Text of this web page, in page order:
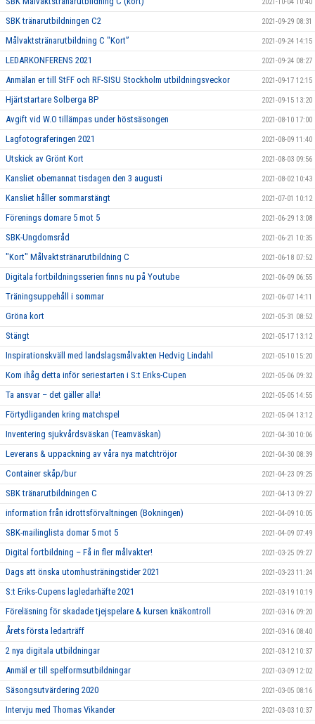
SBK tränarutbildningen C2 2021-09-29 08:31
Målvaktstränarutbildning C "Kort” 2021-09-24 14:15
LEDARKONFERENS 2021 2021-09-24 08:27
Anmälan er till StFF och RF-SISU Stockholm utbildningsveckor 2021-09-17 12:15
Hjärtstartare Solberga BP 2021-09-15 13:20
Avgift vid W.O tillämpas under höstsäsongen 2021-08-10 17:00
Lagfotograferingen 2021 2021-08-09 11:40
Utskick av Grönt Kort 2021-08-03 09:56
Kansliet obemannat tisdagen den 3 augusti 2021-08-02 10:43
Kansliet håller sommarstängt 2021-07-01 10:12
Förenings domare 5 mot 5 2021-06-29 13:08
SBK-Ungdomsråd 2021-06-21 10:35
"Kort" Målvaktstränarutbildning C 2021-06-18 07:52
Digitala fortbildningsserien finns nu på Youtube 2021-06-09 06:55
Träningsuppehåll i sommar 2021-06-07 14:11
Gröna kort 2021-05-31 08:52
Stängt 2021-05-17 13:12
Inspirationskväll med landslagsmålvakten Hedvig Lindahl 2021-05-10 15:20
Kom ihåg detta inför seriestarten i S:t Eriks-Cupen 2021-05-06 09:32
Ta ansvar – det gäller alla! 2021-05-05 14:55
Förtydliganden kring matchspel 2021-05-04 13:12
Inventering sjukvårdsväskan (Teamväskan) 2021-04-30 10:06
Leverans & uppackning av våra nya matchtröjor 2021-04-30 08:39
Container skåp/bur 2021-04-23 09:25
SBK tränarutbildningen C 2021-04-13 09:27
information från idrottsförvaltningen (Bokningen) 2021-04-09 10:05
SBK-mailinglista domar 5 mot 5 2021-04-09 07:49
Digital fortbildning – Få in fler målvakter! 2021-03-25 09:27
Dags att önska utomhusträningstider 2021 2021-03-23 11:24
S:t Eriks-Cupens lagledarhäfte 2021 2021-03-19 10:19
Föreläsning för skadade tjejspelare & kursen knäkontroll 2021-03-16 09:20
Årets första ledarträff 2021-03-16 08:40
2 nya digitala utbildningar 2021-03-12 10:37
Anmäl er till spelformsutbildningar 2021-03-09 12:02
Säsongsutvärdering 2020 2021-03-05 08:16
Intervju med Thomas Vikander 2021-03-03 10:37